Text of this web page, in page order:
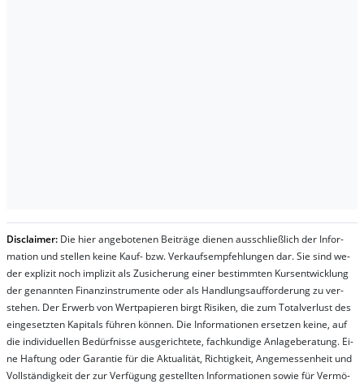
Dis­clai­mer: Die hier an­ge­bo­te­nen Bei­trä­ge die­nen aus­schließ­lich der In­for­
ma­t­ion und stel­len kei­ne Kauf- bzw. Ver­kaufs­em­pfeh­lung­en dar. Sie sind we­
der ex­pli­zit noch im­pli­zit als Zu­sich­er­ung ei­ner be­stim­mt­en Kurs­ent­wick­lung
der ge­nan­nt­en Fi­nanz­in­stru­men­te oder als Handl­ungs­auf­for­der­ung zu ver­
steh­en. Der Er­werb von Wert­pa­pier­en birgt Ri­si­ken, die zum To­tal­ver­lust des
ein­ge­setz­ten Ka­pi­tals füh­ren kön­nen. Die In­for­ma­tion­en er­setz­en kei­ne, auf
die in­di­vi­du­el­len Be­dür­fnis­se aus­ge­rich­te­te, fach­kun­di­ge An­la­ge­be­ra­tung. Ei­
ne Haf­tung oder Ga­ran­tie für die Ak­tu­ali­tät, Rich­tig­keit, An­ge­mes­sen­heit und
Vol­lständ­ig­keit der zur Ver­fü­gung ge­stel­lt­en In­for­ma­tion­en so­wie für Ver­mö­